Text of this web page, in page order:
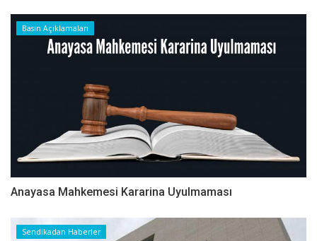
Basın Açıklamaları
Anayasa Mahkemesi Kararina Uyulmaması
Sendikadan Haberler